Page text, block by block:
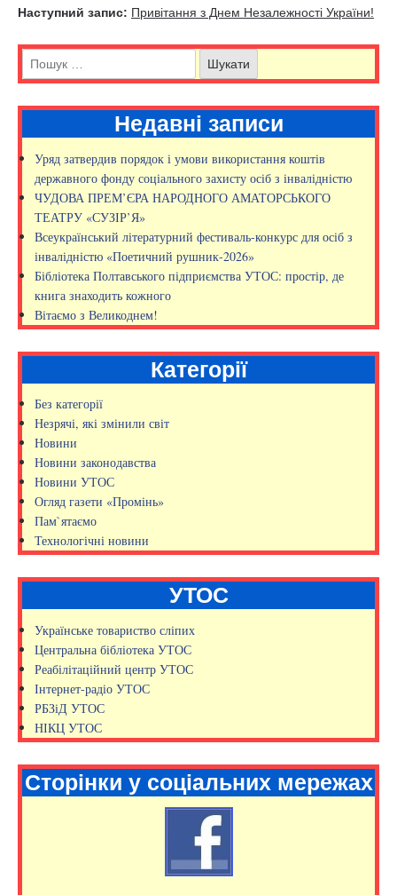
Наступний запис: Привітання з Днем Незалежності України!
Недавні записи
Уряд затвердив порядок і умови використання коштів
державного фонду соціального захисту осіб з інвалідністю
ЧУДОВА ПРЕМ’ЄРА НАРОДНОГО АМАТОРСЬКОГО
ТЕАТРУ «СУЗІР’Я»
Всеукраїнський літературний фестиваль-конкурс для осіб з
інвалідністю «Поетичний рушник-2026»
Бібліотека Полтавського підприємства УТОС: простір, де
книга знаходить кожного
Вітаємо з Великоднем!
Категорії
Без категорії
Незрячі, які змінили світ
Новини
Новини законодавства
Новини УТОС
Огляд газети «Промінь»
Пам`ятаємо
Технологічні новини
УТОС
Українське товариство сліпих
Центральна бібліотека УТОС
Реабілітаційний центр УТОС
Інтернет-радіо УТОС
РБЗіД УТОС
НІКЦ УТОС
Сторінки у соціальних мережах